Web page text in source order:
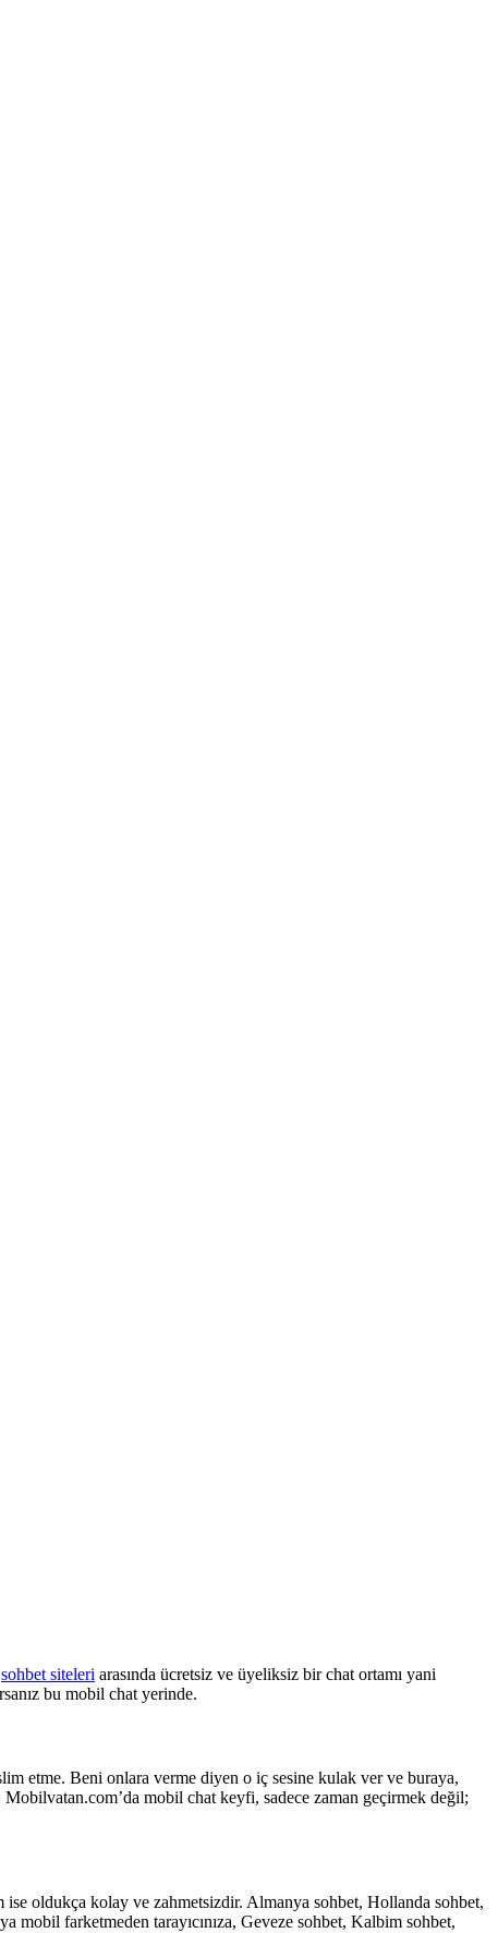
sohbet siteleri arasında ücretsiz ve üyeliksiz bir chat ortamı yani
bu mobil chat yerinde.
etme. Beni onlara verme diyen o iç sesine kulak ver ve buraya,
Mobilvatan.com’da mobil chat keyfi, sadece zaman geçirmek değil;
oldukça kolay ve zahmetsizdir. Almanya sohbet, Hollanda sohbet,
farketmeden tarayıcınıza, Geveze sohbet, Kalbim sohbet,